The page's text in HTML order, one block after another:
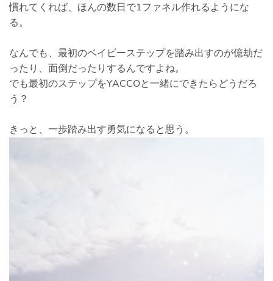
慣れてくれば、ほんの数日で1ファネル作れるようにな
る。
なんでも、最初のベイビーステップを踏み出すのが億劫だ
ったり、面倒だったりするんですよね。
でも最初のステップをYACCOと一緒にできたらどうだろ
う？
きっと、一歩踏み出す勇気になると思う。